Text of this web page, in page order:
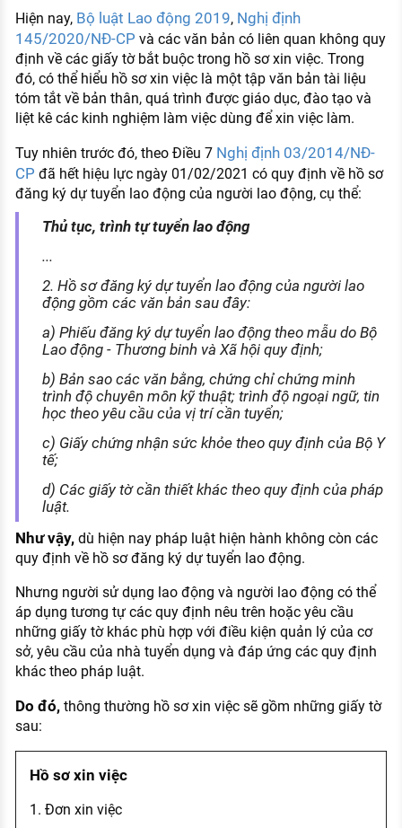
Hiện nay, Bộ luật Lao động 2019, Nghị định
145/2020/NĐ-CP và các văn bản có liên quan không quy
định về các giấy tờ bắt buộc trong hồ sơ xin việc. Trong
đó, có thể hiểu hồ sơ xin việc là một tập văn bản tài liệu
tóm tắt về bản thân, quá trình được giáo dục, đào tạo và
liệt kê các kinh nghiệm làm việc dùng để xin việc làm.
Tuy nhiên trước đó, theo Điều 7 Nghị định 03/2014/NĐ-
CP đã hết hiệu lực ngày 01/02/2021 có quy định về hồ sơ
đăng ký dự tuyển lao động của người lao động, cụ thể:
Thủ tục, trình tự tuyển lao động
...
2. Hồ sơ đăng ký dự tuyển lao động của người lao
động gồm các văn bản sau đây:
a) Phiếu đăng ký dự tuyển lao động theo mẫu do Bộ
Lao động - Thương binh và Xã hội quy định;
b) Bản sao các văn bằng, chứng chỉ chứng minh
trình độ chuyên môn kỹ thuật; trình độ ngoại ngữ, tin
học theo yêu cầu của vị trí cần tuyển;
c) Giấy chứng nhận sức khỏe theo quy định của Bộ Y
tế;
d) Các giấy tờ cần thiết khác theo quy định của pháp
luật.
Như vậy,dù hiện nay pháp luật hiện hành không còn các
quy định về hồ sơ đăng ký dự tuyển lao động.
Nhưng người sử dụng lao động và người lao động có thể
áp dụng tương tự các quy định nêu trên hoặc yêu cầu
những giấy tờ khác phù hợp với điều kiện quản lý của cơ
sở, yêu cầu của nhà tuyển dụng và đáp ứng các quy định
khác theo pháp luật.
Do đó,thông thường hồ sơ xin việc sẽ gồm những giấy tờ
sau:
Hồ sơ xin việc
1. Đơn xin việc